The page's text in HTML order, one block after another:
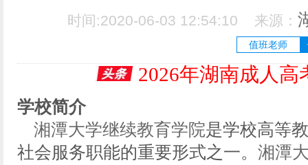
时间:2020-06-03 12:54:10 来源：
值班老师
2026年湖南成人高
学校简介
湘潭大学继续教育学院是学校高等
社会服务职能的重要形式之一。 湘潭